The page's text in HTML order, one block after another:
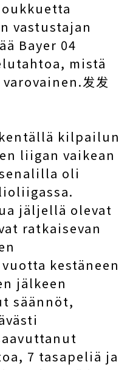
vastustajan
Bayer 04
mistä
发发
kilpailun
liigan vaikean
oli
jäljellä olevat
ratkaisevan
kestäneen
jälkeen
säännöt,
7 tasapeliä ja